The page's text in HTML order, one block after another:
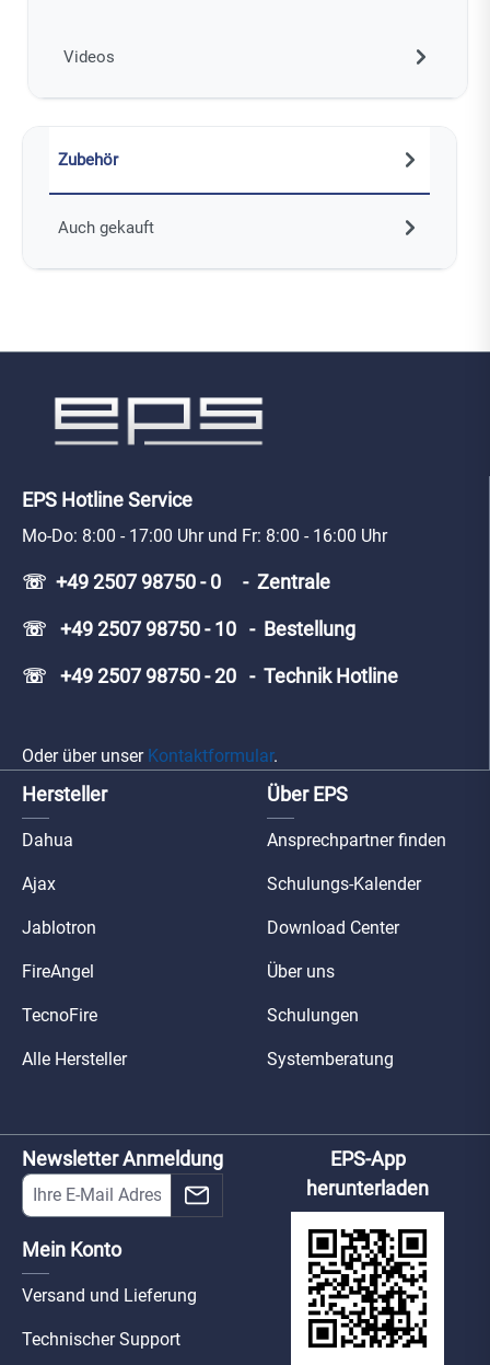
Videos
Zubehör
Auch gekauft
EPS Hotline Service
Mo-Do: 8:00 - 17:00 Uhr und Fr: 8:00 - 16:00 Uhr
☏ +49 2507 98750 - 0 - Zentrale
☏ +49 2507 98750 - 10 - Bestellung
☏ +49 2507 98750 - 20 - Technik Hotline
Oder über unser Kontaktformular.
Hersteller
Dahua
Ajax
Jablotron
FireAngel
TecnoFire
Alle Hersteller
Über EPS
Ansprechpartner finden
Schulungs-Kalender
Download Center
Über uns
Schulungen
Systemberatung
Newsletter Anmeldung
Mein Konto
Versand und Lieferung
Technischer Support
EPS-App
herunterladen